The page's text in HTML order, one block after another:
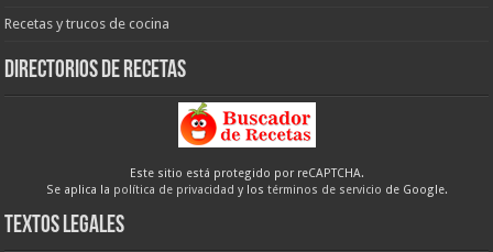
Recetas y trucos de cocina
Directorios de recetas
Este sitio está protegido por reCAPTCHA.
Se aplica la política de privacidad y los términos de servicio de Google.
Textos legales